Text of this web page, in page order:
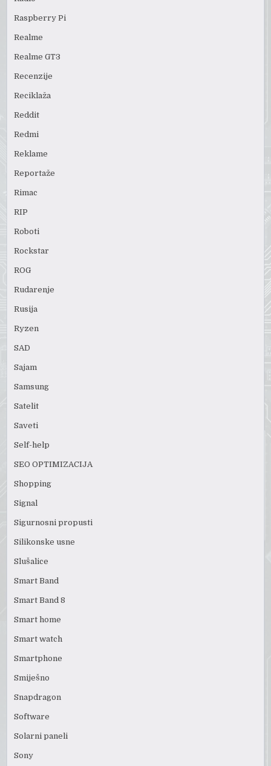
Raspberry Pi
Realme
Realme GT3
Recenzije
Reciklaža
Reddit
Redmi
Reklame
Reportaže
Rimac
RIP
Roboti
Rockstar
ROG
Rudarenje
Rusija
Ryzen
SAD
Sajam
Samsung
Satelit
Saveti
Self-help
SEO OPTIMIZACIJA
Shopping
Signal
Sigurnosni propusti
Silikonske usne
Slušalice
Smart Band
Smart Band 8
Smart home
Smart watch
Smartphone
Smiješno
Snapdragon
Software
Solarni paneli
Sony